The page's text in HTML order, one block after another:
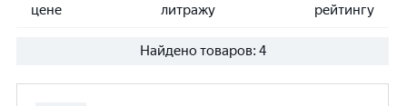
цене литражу рейтингу
Найдено товаров: 4